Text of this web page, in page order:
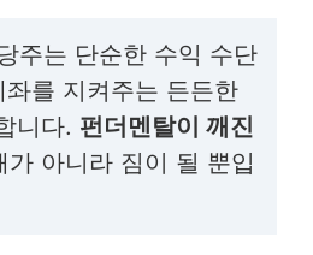
주는 단순한 수익 수단
를 지켜주는 든든한
니다. 펀더멘탈이 깨진
가 아니라 짐이 될 뿐입